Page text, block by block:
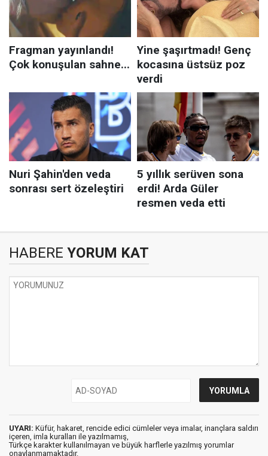
HABERE YORUM KAT
UYARI: Küfür, hakaret, rencide edici cümleler veya imalar, inançlara saldırı
içeren, imla kuralları ile yazılmamış,
Türkçe karakter kullanılmayan ve büyük harflerle yazılmış yorumlar
onaylanmamaktadır.